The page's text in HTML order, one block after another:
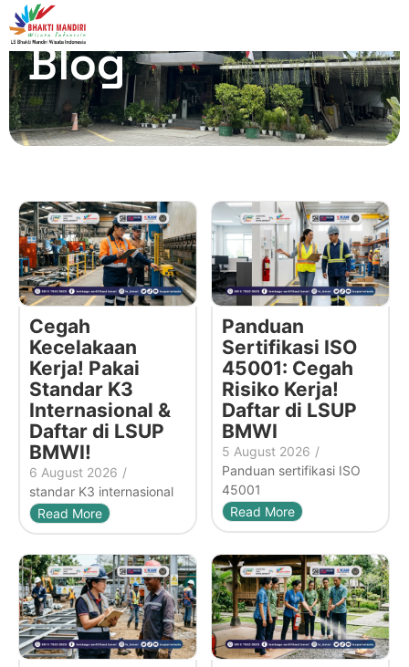
Blog
Cegah
Kecelakaan
Kerja! Pakai
Standar K3
Internasional &
Daftar di LSUP
BMWI!
6 August 2026 /
standar K3 internasional
Read More
Panduan
Sertifikasi ISO
45001: Cegah
Risiko Kerja!
Daftar di LSUP
BMWI
5 August 2026 /
Panduan sertifikasi ISO
45001
Read More